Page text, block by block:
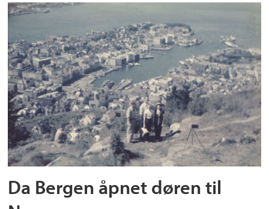
Da Bergen åpnet døren til